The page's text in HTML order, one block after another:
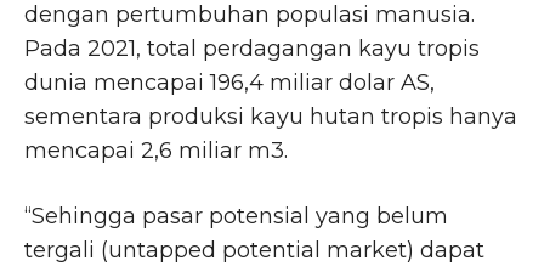
dengan pertumbuhan populasi manusia.
Pada 2021, total perdagangan kayu tropis
dunia mencapai 196,4 miliar dolar AS,
sementara produksi kayu hutan tropis hanya
mencapai 2,6 miliar m3.
“Sehingga pasar potensial yang belum
tergali (untapped potential market) dapat